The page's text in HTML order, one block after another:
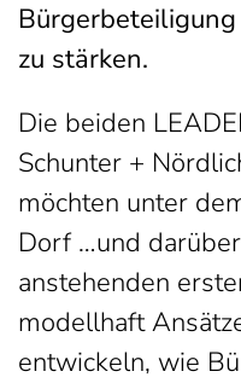
zu stärken.
Die beiden
Schunter +
möchten unter
Dorf …und
anstehenden
modellhaft
entwickeln, wie